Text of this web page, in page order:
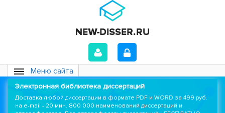
Меню сайта
Электронная библиотека диссертаций
Доставка любой диссертации в формате PDF и WORD за 499 руб.
на e-mail - 20 мин. 800 000 наименований диссертаций и